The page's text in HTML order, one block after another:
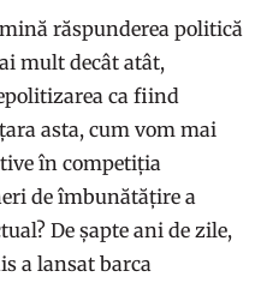
răspunderea politică
mult decât atât,
ca fiind
asta, cum vom mai
în competiția
de îmbunătățire a
De șapte ani de zile,
a lansat barca